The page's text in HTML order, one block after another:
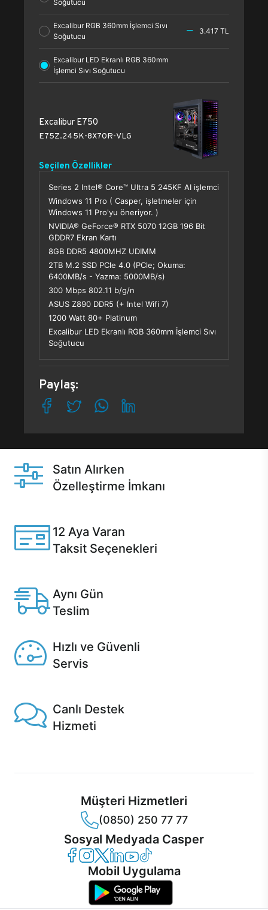
Soğutucu
Excalibur RGB 360mm İşlemci Sıvı
Soğutucu
3.417 TL
Excalibur LED Ekranlı RGB 360mm
İşlemci Sıvı Soğutucu
Excalibur E750
E75Z.245K-8X70R-VLG
Seçilen Özellikler
Series 2 Intel® Core™ Ultra 5 245KF AI işlemci
Windows 11 Pro ( Casper, işletmeler için
Windows 11 Pro'yu öneriyor. )
NVIDIA® GeForce® RTX 5070 12GB 196 Bit
GDDR7 Ekran Kartı
8GB DDR5 4800MHZ UDIMM
2TB M.2 SSD PCle 4.0 (PCle; Okuma:
6400MB/s - Yazma: 5000MB/s)
300 Mbps 802.11 b/g/n
ASUS Z890 DDR5 (+ Intel Wifi 7)
1200 Watt 80+ Platinum
Excalibur LED Ekranlı RGB 360mm İşlemci Sıvı
Soğutucu
Paylaş:
Satın Alırken
Özelleştirme İmkanı
12 Aya Varan
Taksit Seçenekleri
Aynı Gün
Teslim
Hızlı ve Güvenli
Servis
Canlı Destek
Hizmeti
Müşteri Hizmetleri
(0850) 250 77 77
Sosyal Medyada Casper
Casper Facebook
Casper Instagram
Casper Twitter
Casper LinkedIn
Casper YouTube
Casper TikTok
Mobil Uygulama